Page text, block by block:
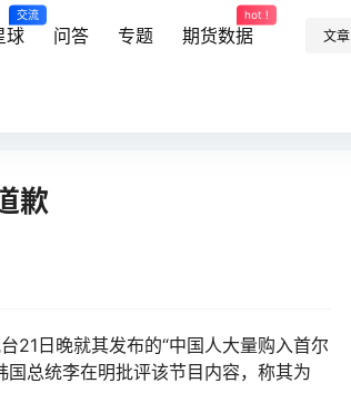
球
交流
问答 专题 期货数据
hot !
文章
歉
日晚就其发布的“中国人大量购入首尔
总统李在明批评该节目内容，称其为